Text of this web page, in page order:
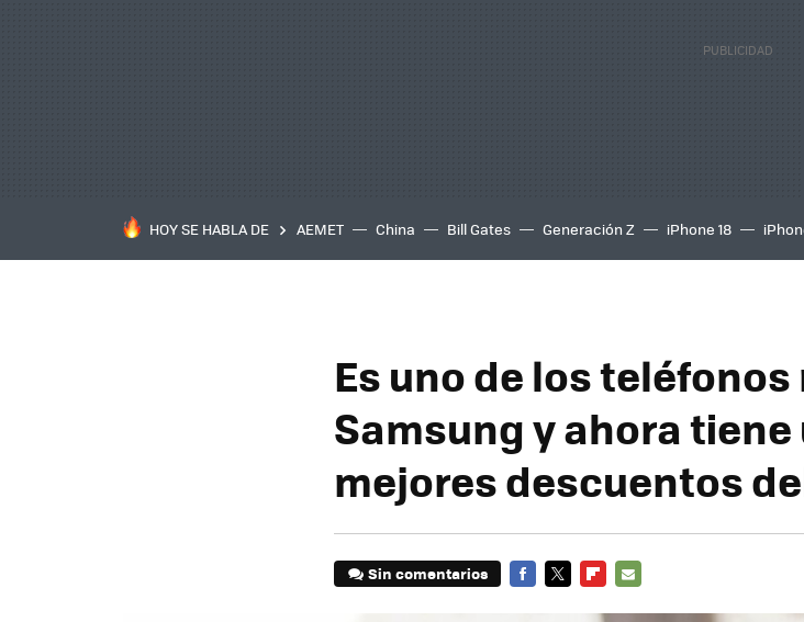
HOY SE HABLA DE AEMET China Bill Gates Generación Z iPhone 18
Es uno de los
Samsung y ahora tiene
mejores descuentos
Sin comentarios